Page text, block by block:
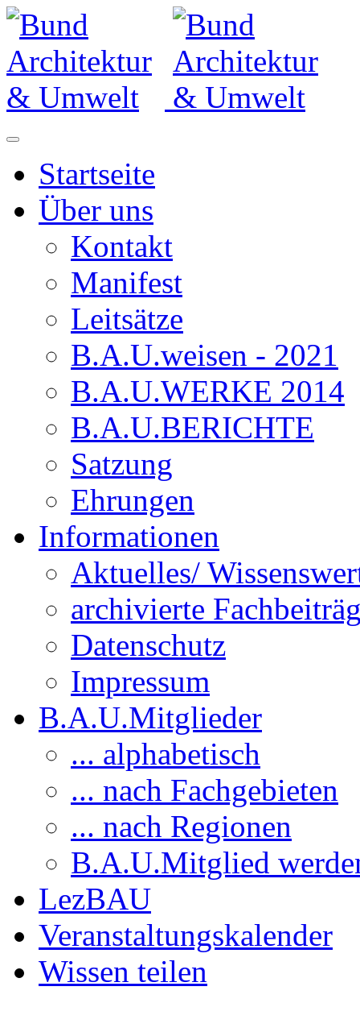
Startseite
Über uns
Kontakt
Manifest
Leitsätze
B.A.U.weisen - 2021
B.A.U.WERKE 2014
B.A.U.BERICHTE
Satzung
Ehrungen
Informationen
Aktuelles/
archivierte
Datenschutz
Impressum
B.A.U.Mitglieder
... alphabetisch
... nach Fachgebieten
... nach Regionen
B.A.U.Mitglied
LezBAU
Veranstaltungskalender
Wissen teilen